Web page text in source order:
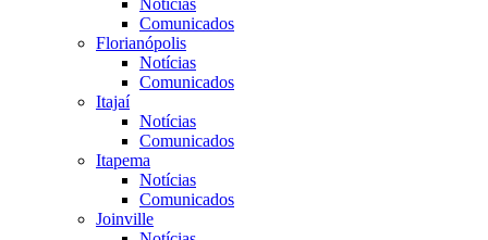
Notícias
Comunicados
Florianópolis
Notícias
Comunicados
Itajaí
Notícias
Comunicados
Itapema
Notícias
Comunicados
Joinville